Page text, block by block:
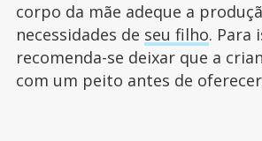
corpo da mãe adeque a
necessidades de seu filho. Para
recomenda-se deixar que a
com um peito antes de